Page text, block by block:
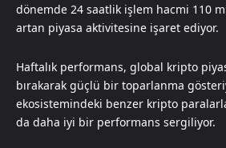
dönemde 24 saatlik işlem hacmi 110
artan piyasa aktivitesine işaret ediyor.
Haftalık performans, global kripto
bırakarak güçlü bir toparlanma
ekosistemindeki benzer kripto paralarla
da daha iyi bir performans sergiliyor.